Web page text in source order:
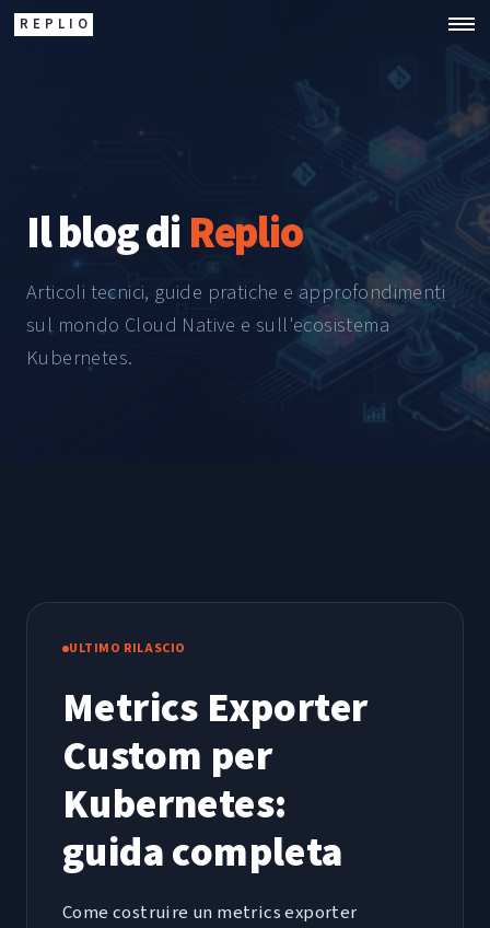
REPLIO
Il blog diReplio
Articoli tecnici, guide pratiche e approfondimenti
sul mondo Cloud Native e sull'ecosistema
Kubernetes.
ULTIMO RILASCIO
Metrics Exporter
Custom per
Kubernetes:
guida completa
Come costruire un metrics exporter